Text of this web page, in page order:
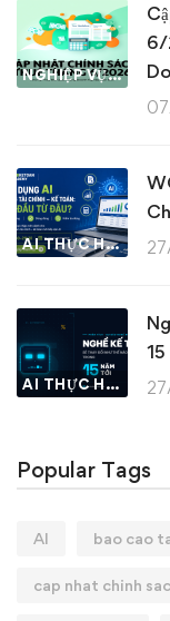
NGHIỆP VỤ KẾ TOÁN & THUẾ
6/
AI THỰC HÀNH
AI THỰC HÀNH
Popular Tags
AI bao cao
cap nhat chinh